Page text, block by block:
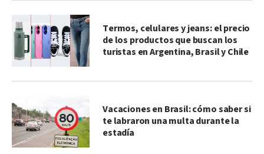
Termos, celulares y jeans: el precio
de los productos que buscan los
turistas en Argentina, Brasil y Chile
Vacaciones en Brasil: cómo saber si
te labraron una multa durante la
estadía